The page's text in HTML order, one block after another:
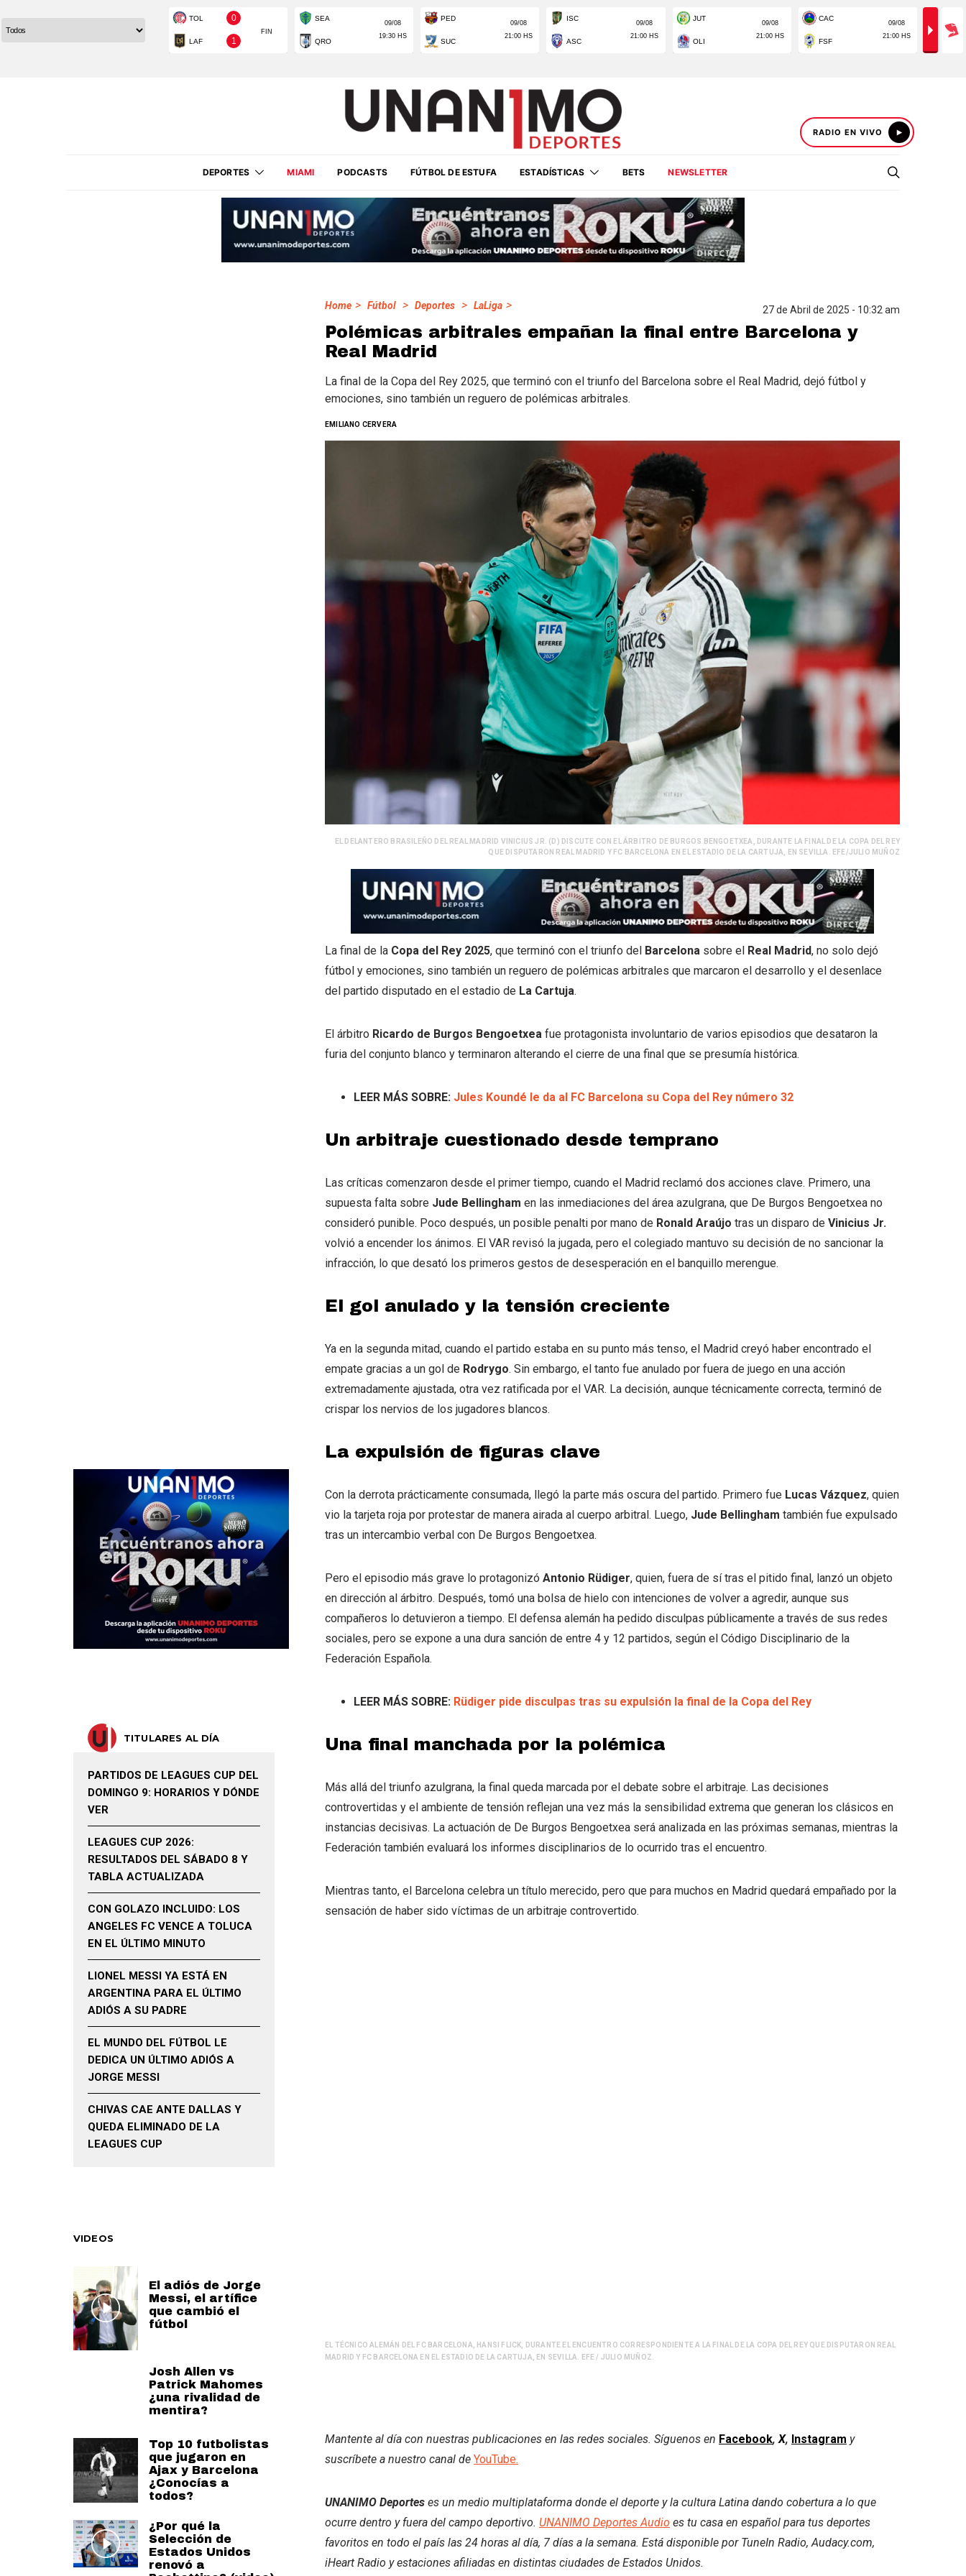
RADIO EN VIVO
DEPORTES MIAMI PODCASTS FÚTBOL DE ESTUFA ESTADÍSTICAS BETS NEWSLETTER
Home > Fútbol > Deportes > LaLiga > 27 de Abril de 2025 - 10:32 am
Polémicas arbitrales empañan la final entre Barcelona y
Real Madrid
La final de la Copa del Rey 2025, que terminó con el triunfo del Barcelona sobre el Real Madrid, dejó fútbol y
emociones, sino también un reguero de polémicas arbitrales.
EMILIANO CERVERA
EL DELANTERO BRASILEÑO DEL REAL MADRID VINICIUS JR. (D) DISCUTE CON EL ÁRBITRO DE BURGOS BENGOETXEA, DURANTE LA FINAL DE LA COPA DEL REY
QUE DISPUTARON REAL MADRID Y FC BARCELONA EN EL ESTADIO DE LA CARTUJA, EN SEVILLA. EFE/JULIO MUÑOZ
La final de la Copa del Rey 2025, que terminó con el triunfo del Barcelona sobre el Real Madrid, no solo dejó
fútbol y emociones, sino también un reguero de polémicas arbitrales que marcaron el desarrollo y el desenlace
del partido disputado en el estadio de La Cartuja.
El árbitro Ricardo de Burgos Bengoetxea fue protagonista involuntario de varios episodios que desataron la
furia del conjunto blanco y terminaron alterando el cierre de una final que se presumía histórica.
LEER MÁS SOBRE: Jules Koundé le da al FC Barcelona su Copa del Rey número 32
Un arbitraje cuestionado desde temprano
Las críticas comenzaron desde el primer tiempo, cuando el Madrid reclamó dos acciones clave. Primero, una
supuesta falta sobre Jude Bellingham en las inmediaciones del área azulgrana, que De Burgos Bengoetxea no
consideró punible. Poco después, un posible penalti por mano de Ronald Araújo tras un disparo de Vinicius Jr.
volvió a encender los ánimos. El VAR revisó la jugada, pero el colegiado mantuvo su decisión de no sancionar la
infracción, lo que desató los primeros gestos de desesperación en el banquillo merengue.
El gol anulado y la tensión creciente
Ya en la segunda mitad, cuando el partido estaba en su punto más tenso, el Madrid creyó haber encontrado el
empate gracias a un gol de Rodrygo. Sin embargo, el tanto fue anulado por fuera de juego en una acción
extremadamente ajustada, otra vez ratificada por el VAR. La decisión, aunque técnicamente correcta, terminó de
crispar los nervios de los jugadores blancos.
La expulsión de figuras clave
Con la derrota prácticamente consumada, llegó la parte más oscura del partido. Primero fue Lucas Vázquez, quien
vio la tarjeta roja por protestar de manera airada al cuerpo arbitral. Luego, Jude Bellingham también fue expulsado
tras un intercambio verbal con De Burgos Bengoetxea.
Pero el episodio más grave lo protagonizó Antonio Rüdiger, quien, fuera de sí tras el pitido final, lanzó un objeto
en dirección al árbitro. Después, tomó una bolsa de hielo con intenciones de volver a agredir, aunque sus
compañeros lo detuvieron a tiempo. El defensa alemán ha pedido disculpas públicamente a través de sus redes
sociales, pero se expone a una dura sanción de entre 4 y 12 partidos, según el Código Disciplinario de la
Federación Española.
LEER MÁS SOBRE: Rüdiger pide disculpas tras su expulsión la final de la Copa del Rey
Una final manchada por la polémica
Más allá del triunfo azulgrana, la final queda marcada por el debate sobre el arbitraje. Las decisiones
controvertidas y el ambiente de tensión reflejan una vez más la sensibilidad extrema que generan los clásicos en
instancias decisivas. La actuación de De Burgos Bengoetxea será analizada en las próximas semanas, mientras la
Federación también evaluará los informes disciplinarios de lo ocurrido tras el encuentro.
Mientras tanto, el Barcelona celebra un título merecido, pero que para muchos en Madrid quedará empañado por la
sensación de haber sido víctimas de un arbitraje controvertido.
EL TÉCNICO ALEMÁN DEL FC BARCELONA, HANSI FLICK, DURANTE EL ENCUENTRO CORRESPONDIENTE A LA FINAL DE LA COPA DEL REY QUE DISPUTARON REAL
MADRID Y FC BARCELONA EN EL ESTADIO DE LA CARTUJA, EN SEVILLA. EFE / JULIO MUÑOZ.
Mantente al día con nuestras publicaciones en las redes sociales. Síguenos en Facebook,X, Instagram y
suscríbete a nuestro canal de YouTube.
UNANIMO Deportes es un medio multiplataforma donde el deporte y la cultura Latina dando cobertura a lo que
ocurre dentro y fuera del campo deportivo. UNANIMO Deportes Audio es tu casa en español para tus deportes
favoritos en todo el país las 24 horas al día, 7 días a la semana. Está disponible por TuneIn Radio, Audacy.com,
iHeart Radio y estaciones afiliadas en distintas ciudades de Estados Unidos.
TITULARES AL DÍA
PARTIDOS DE LEAGUES CUP DEL
DOMINGO 9: HORARIOS Y DÓNDE
VER
LEAGUES CUP 2026:
RESULTADOS DEL SÁBADO 8 Y
TABLA ACTUALIZADA
CON GOLAZO INCLUIDO: LOS
ANGELES FC VENCE A TOLUCA
EN EL ÚLTIMO MINUTO
LIONEL MESSI YA ESTÁ EN
ARGENTINA PARA EL ÚLTIMO
ADIÓS A SU PADRE
EL MUNDO DEL FÚTBOL LE
DEDICA UN ÚLTIMO ADIÓS A
JORGE MESSI
CHIVAS CAE ANTE DALLAS Y
QUEDA ELIMINADO DE LA
LEAGUES CUP
VIDEOS
El adiós de Jorge
Messi, el artífice
que cambió el
fútbol
Josh Allen vs
Patrick Mahomes
¿una rivalidad de
mentira?
Top 10 futbolistas
que jugaron en
Ajax y Barcelona
¿Conocías a
todos?
¿Por qué la
Selección de
Estados Unidos
renovó a